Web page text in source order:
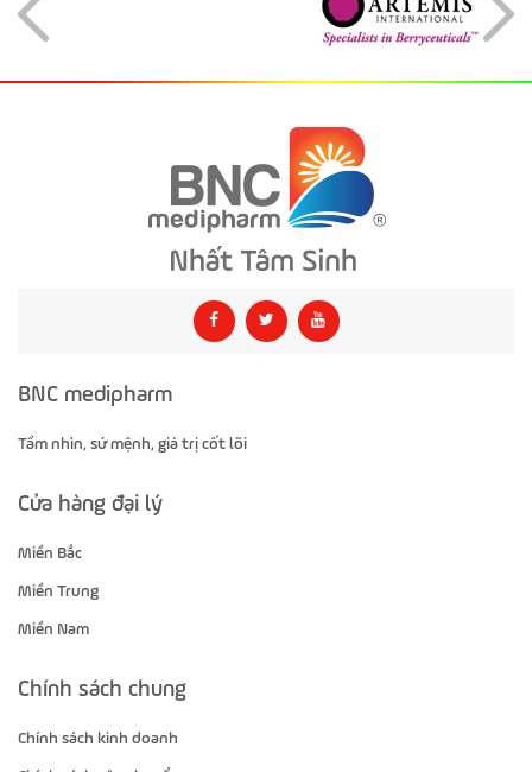
BNC medipharm
Tầm nhìn, sứ mệnh, giá trị cốt lõi
Cửa hàng đại lý
Miền Bắc
Miền Trung
Miền Nam
Chính sách chung
Chính sách kinh doanh